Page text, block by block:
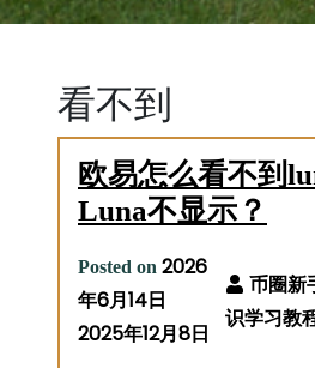
看不到
欧易怎么看不到
Luna不显示？
Posted on 2026
年6月14日
2025年12月8日